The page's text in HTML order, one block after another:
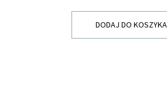
DODAJ DO KOSZYKA